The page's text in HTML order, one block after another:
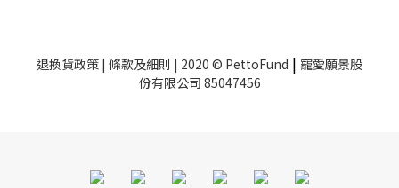
退換貨政策 | 條款及細則 | 2020 © PettoFund | 寵愛願景股
份有限公司 85047456